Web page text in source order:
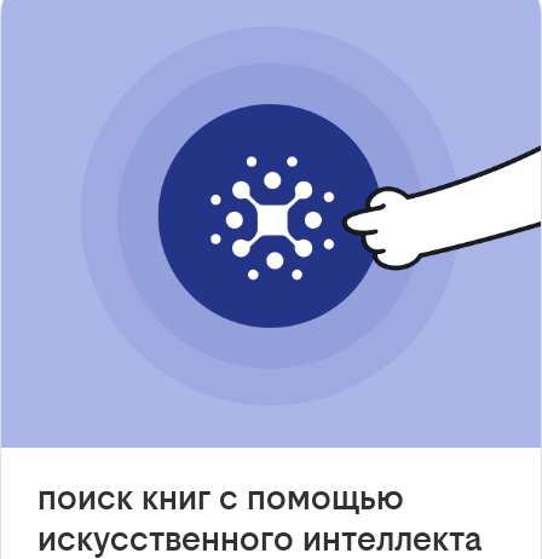
поиск книг с помощью
искусственного интеллекта